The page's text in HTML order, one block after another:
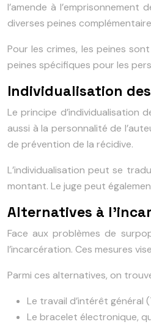
l’amende à
diverses peines
Pour les crimes, les peines
peines spécifiques pour les
Individualisation
Le principe d’individualisation
aussi à la personnalité de
de prévention de la récidive.
L’individualisation peut se
montant. Le juge peut
Alternatives à
Face aux problèmes de
l’incarcération. Ces mesures
Parmi ces alternatives, on
Le travail d’intérêt
Le bracelet électronique,